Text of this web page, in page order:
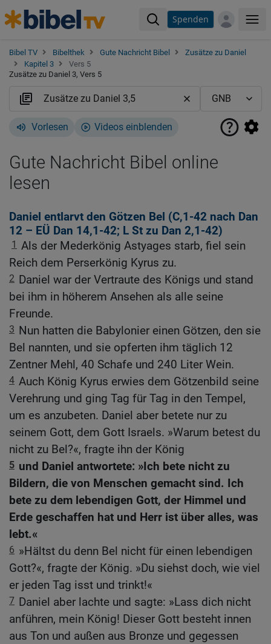
Spenden
Bibel TV Bibelthek Gute Nachricht Bibel
Zusätze zu Daniel
Kapitel 3
Vers 5
Zusätze zu Daniel 3, Vers 5
Vorlesen Videos einblenden
Gute Nachricht Bibel online
lesen
Daniel entlarvt den Götzen Bel (C,1-42 nach Dan
12 – EÜ Dan 14,1-42; L St zu Dan 2,1-42)
1 Als der Mederkönig Astyages starb, fiel sein
Reich dem Perserkönig Kyrus zu.
2 Daniel war der Vertraute des Königs und stand
bei ihm in höherem Ansehen als alle seine
Freunde.
3 Nun hatten die Babylonier einen Götzen, den sie
Bel nannten, und sie opferten ihm täglich 12
Zentner Mehl, 40 Schafe und 240 Liter Wein.
4 Auch König Kyrus erwies dem Götzenbild seine
Verehrung und ging Tag für Tag in den Tempel,
um es anzubeten. Daniel aber betete nur zu
seinem Gott, dem Gott Israels. »Warum betest du
nicht zu Bel?«, fragte ihn der König
5 und Daniel antwortete: »Ich bete nicht zu
Bildern, die von Menschen gemacht sind. Ich
bete zu dem lebendigen Gott, der Himmel und
Erde geschaffen hat und Herr ist über alles, was
lebt.«
6 »Hältst du denn Bel nicht für einen lebendigen
Gott?«, fragte der König. »Du siehst doch, wie viel
er jeden Tag isst und trinkt!«
7 Daniel aber lachte und sagte: »Lass dich nicht
anführen, mein König! Dieser Gott besteht innen
aus Ton und außen aus Bronze und gegessen